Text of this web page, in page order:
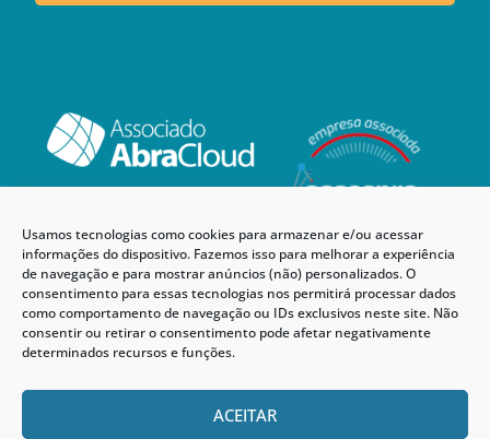
Usamos tecnologias como cookies para armazenar e/ou acessar
informações do dispositivo. Fazemos isso para melhorar a experiência
de navegação e para mostrar anúncios (não) personalizados. O
consentimento para essas tecnologias nos permitirá processar dados
como comportamento de navegação ou IDs exclusivos neste site. Não
consentir ou retirar o consentimento pode afetar negativamente
determinados recursos e funções.
ACEITAR